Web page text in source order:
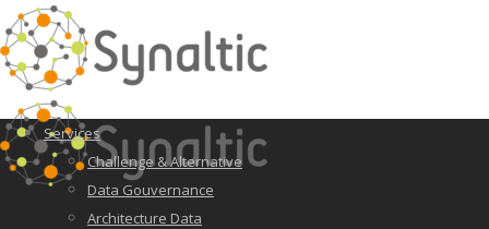
Services
Challenge & Alternative
Data Gouvernance
Architecture Data